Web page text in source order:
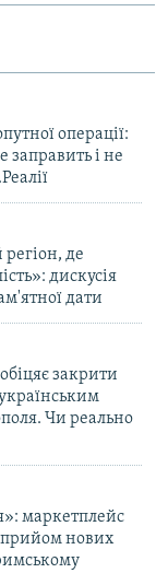
операції:
заправить і не
де
дискусія
дати
закрити
Чи реально
маркетплейс
нових